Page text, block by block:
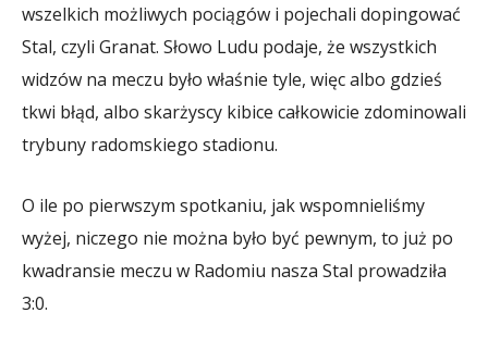
wszelkich możliwych pociągów i pojechali dopingować
Stal, czyli Granat. Słowo Ludu podaje, że wszystkich
widzów na meczu było właśnie tyle, więc albo gdzieś
tkwi błąd, albo skarżyscy kibice całkowicie zdominowali
trybuny radomskiego stadionu.
O ile po pierwszym spotkaniu, jak wspomnieliśmy
wyżej, niczego nie można było być pewnym, to już po
kwadransie meczu w Radomiu nasza Stal prowadziła
3:0.